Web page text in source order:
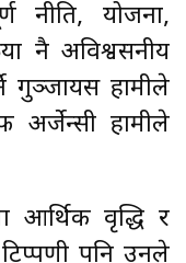
नीति, योजना,
नै अविश्वसनीय
गुञ्जायस हामीले
हामीले
आर्थिक वृद्धि र
पनि उनले